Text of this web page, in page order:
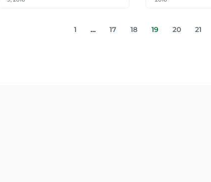
1 … 17 18 19 20 21